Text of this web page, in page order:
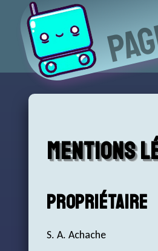
Mentions
Propriétaire
S. A. Achache